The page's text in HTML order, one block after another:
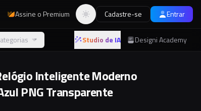
Assine o Premium Alternar tema
Cadastre-se Entrar
Studio de IA Designi Academy
Inteligente Moderno
PNG Transparente